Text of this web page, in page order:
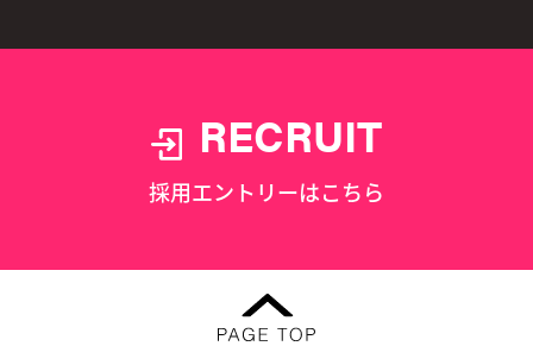
RECRUIT
採用エントリーはこちら